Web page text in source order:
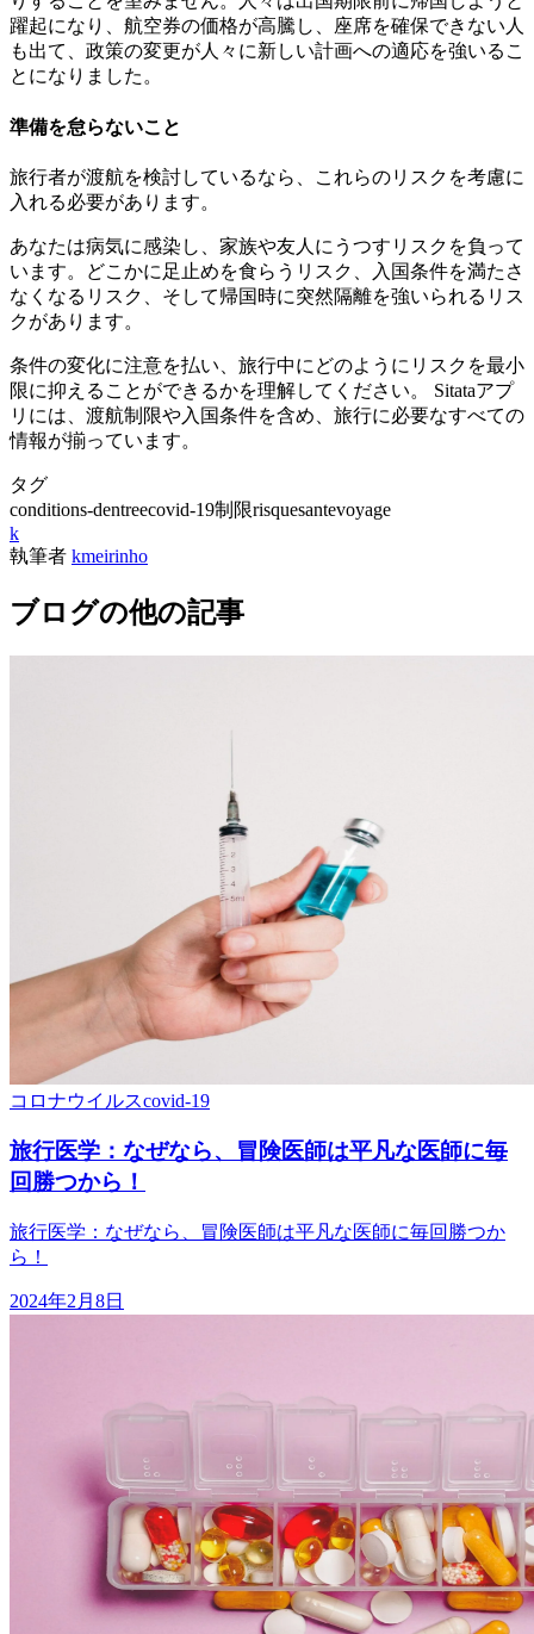
躍起になり、航空券の価格が高騰し、座席を確保できない人
も出て、政策の変更が人々に新しい計画への適応を強いるこ
とになりました。
準備を怠らないこと
旅行者が渡航を検討しているなら、これらのリスクを考慮に
入れる必要があります。
あなたは病気に感染し、家族や友人にうつすリスクを負って
います。どこかに足止めを食らうリスク、入国条件を満たさ
なくなるリスク、そして帰国時に突然隔離を強いられるリス
クがあります。
条件の変化に注意を払い、旅行中にどのようにリスクを最小
限に抑えることができるかを理解してください。 Sitataアプ
リには、渡航制限や入国条件を含め、旅行に必要なすべての
情報が揃っています。
タグ
conditions-dentreecovid-19制限risquesantevoyage
k
執筆者 kmeirinho
ブログの他の記事
コロナウイルスcovid-19
旅行医学：なぜなら、冒険医師は平凡な医師に毎
回勝つから！
旅行医学：なぜなら、冒険医師は平凡な医師に毎回勝つか
ら！
2024年2月8日